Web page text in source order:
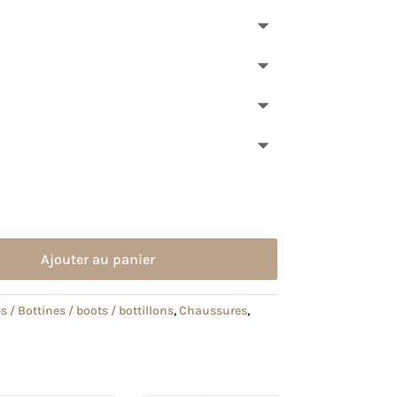
Ajouter au panier
/ Bottines / boots / bottillons,Chaussures,